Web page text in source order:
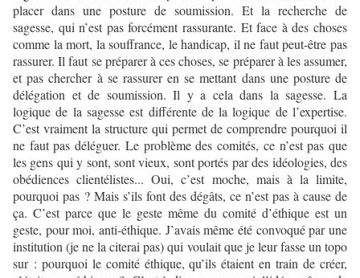
placer dans une posture de soumission. Et la recherche de
sagesse, qui n’est pas forcément rassurante. Et face à des choses
comme la mort, la souffrance, le handicap, il ne faut peut-être pas
rassurer. Il faut se préparer à ces choses, se préparer à les assumer,
et pas chercher à se rassurer en se mettant dans une posture de
délégation et de soumission. Il y a cela dans la sagesse. La
logique de la sagesse est différente de la logique de l’expertise.
C’est vraiment la structure qui permet de comprendre pourquoi il
ne faut pas déléguer. Le problème des comités, ce n’est pas que
les gens qui y sont, sont vieux, sont portés par des idéologies, des
obédiences clientélistes... Oui, c’est moche, mais à la limite,
pourquoi pas ? Mais s’ils font des dégâts, ce n’est pas à cause de
ça. C’est parce que le geste même du comité d’éthique est un
geste, pour moi, anti-éthique. J’avais même été convoqué par une
institution (je ne la citerai pas) qui voulait que je leur fasse un topo
sur : pourquoi le comité éthique, qu’ils étaient en train de créer,